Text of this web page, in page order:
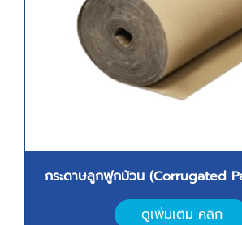
กระดาษลูกฟูกม้วน (Corrugated
ดูเพิ่มเติม คลิก